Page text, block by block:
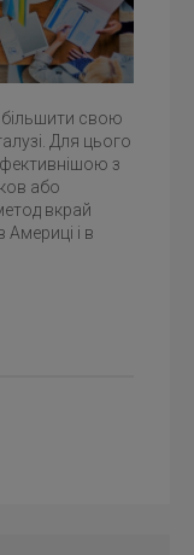
свою
Для цього
з
або
вкрай
і в